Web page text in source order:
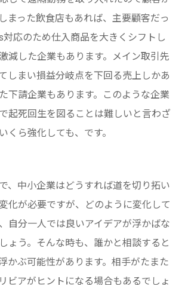
まった飲食店もあれば、主要顧客だっ
対応のため仕入商品を大きくシフトし
減した企業もあります。メイン取引先
しまい損益分岐点を下回る売上しかあ
下請企業もあります。このような企業
起死回生を図ることは難しいと言わざ
くら強化しても、です。
、中小企業はどうすれば道を切り拓い
化が必要ですが、どのように変化して
自分一人では良いアイデアが浮かばな
ょう。そんな時も、誰かと相談すると
かぶ可能性があります。相手がたまた
ビアがヒントになる場合もあるでしょ